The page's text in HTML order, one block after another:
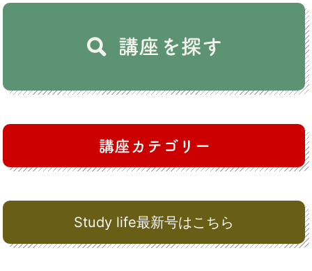
Study life最新号はこちら